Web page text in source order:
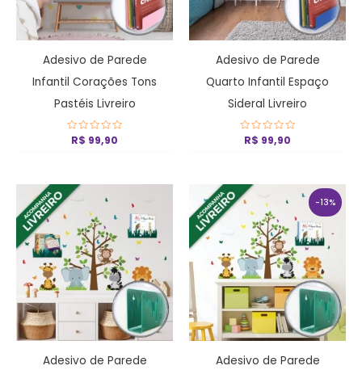
Adesivo de Parede
Infantil Corações Tons
Pastéis Livreiro
Avaliação
0R$ 99,90
Adesivo de Parede
Quarto Infantil Espaço
Sideral Livreiro
Avaliação
0R$ 99,90
Adesivo de Parede
-13%
Adesivo de Parede
preço
original
era:
R$ 159,90.
O
preço
atual
é:
R$